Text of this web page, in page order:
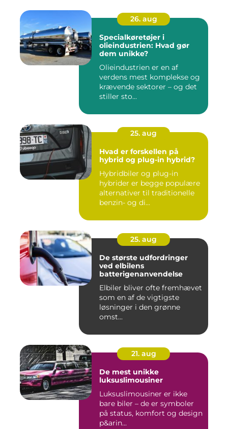
26. aug
Specialkøretøjer i
olieindustrien: Hvad gør
dem unikke?
Olieindustrien er en af
verdens mest komplekse og
krævende sektorer – og det
stiller sto...
25. aug
Hvad er forskellen på
hybrid og plug-in hybrid?
Hybridbiler og plug-in
hybrider er begge populære
alternativer til traditionelle
benzin- og di...
25. aug
De største udfordringer
ved elbilens
batterigenanvendelse
Elbiler bliver ofte fremhævet
som en af de vigtigste
løsninger i den grønne
omst...
21. aug
De mest unikke
luksuslimousiner
Luksuslimousiner er ikke
bare biler – de er symboler
på status, komfort og design
p&arin...